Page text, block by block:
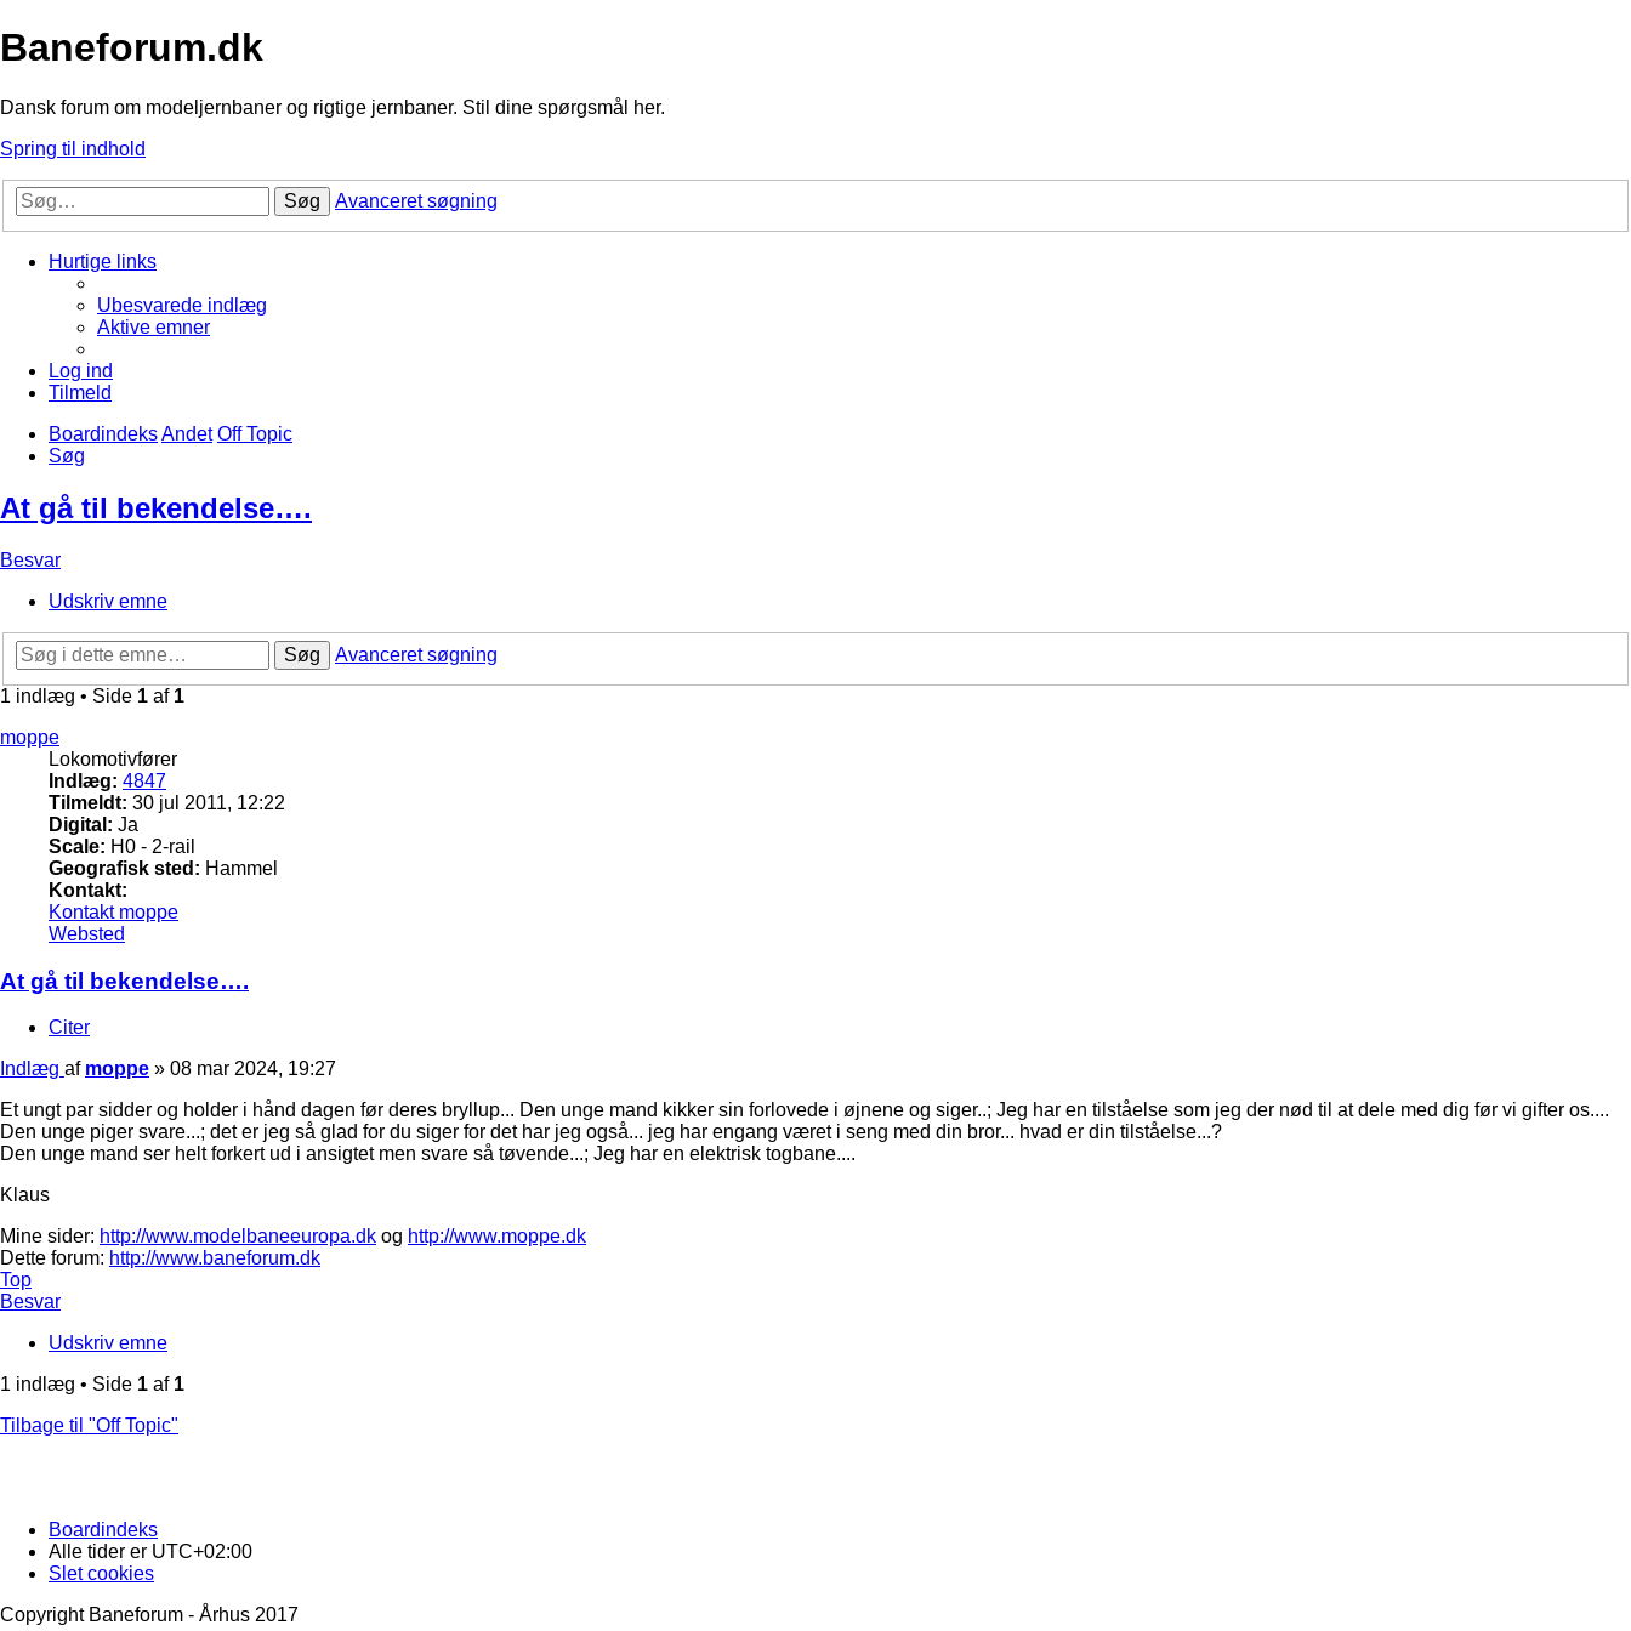
Baneforum.dk
Dansk forum om modeljernbaner og rigtige jernbaner. Stil dine spørgsmål her.
Spring til indhold
Søg Avanceret søgning
Hurtige links
Ubesvarede indlæg
Aktive emner
Log ind
Tilmeld
BoardindeksAndet Off Topic
Søg
At gå til bekendelse….
Besvar
Udskriv emne
Søg
Avanceret søgning
1 indlæg • Side 1 af 1
moppe
Lokomotivfører
Indlæg: 4847
Tilmeldt: 30 jul 2011, 12:22
Digital: Ja
Scale: H0 - 2-rail
Geografisk sted: Hammel
Kontakt:
Kontakt moppe
Websted
At gå til bekendelse….
Citer
Indlæg af moppe » 08 mar 2024, 19:27
Et ungt par sidder og holder i hånd dagen før deres bryllup... Den unge mand kikker sin forlovede i øjnene og siger..; Jeg har en tilståelse som jeg der nød til at dele med dig før vi gifter os....
Den unge piger svare...; det er jeg så glad for du siger for det har jeg også... jeg har engang været i seng med din bror... hvad er din tilståelse...?
Den unge mand ser helt forkert ud i ansigtet men svare så tøvende...; Jeg har en elektrisk togbane....
Klaus
Mine sider: http://www.modelbaneeuropa.dk og http://www.moppe.dk
Dette forum: http://www.baneforum.dk
Top
Besvar
Udskriv emne
1 indlæg • Side 1 af 1
Tilbage til "Off Topic"
Boardindeks
Alle tider er UTC+02:00
Slet cookies
Copyright Baneforum - Århus 2017